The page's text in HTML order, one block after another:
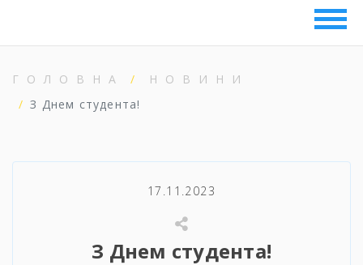
ГОЛОВНА
НОВИНИ
З Днем студента!
17.11.2023
З Днем студента!